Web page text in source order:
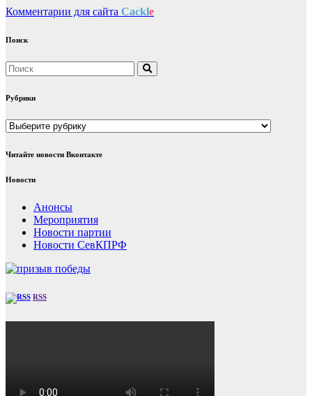
Комментарии для сайта Cackle
Поиск
Рубрики
Рубрики
Читайте новости Вконтакте
Новости
Анонсы
Мероприятия
Новости партии
Новости СевКПРФ
RSS